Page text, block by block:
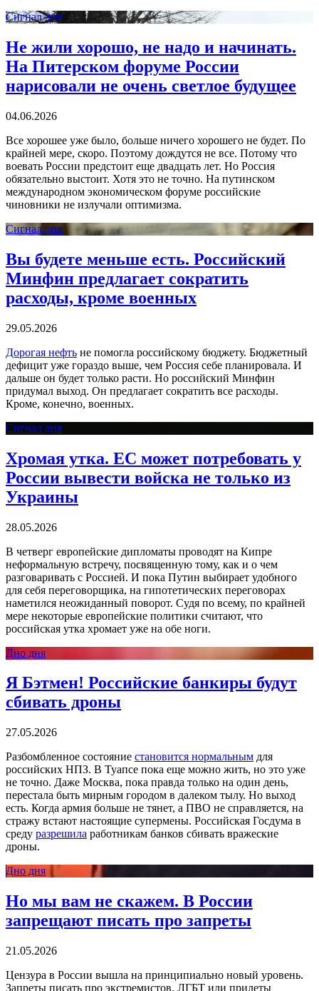
Сигнал дня
Не жили хорошо, не надо и начинать.
На Питерском форуме России
нарисовали не очень светлое будущее
04.06.2026
Все хорошее уже было, больше ничего хорошего не будет. По
крайней мере, скоро. Поэтому дождутся не все. Потому что
воевать России предстоит еще двадцать лет. Но Россия
обязательно выстоит. Хотя это не точно. На путинском
международном экономическом форуме российские
чиновники не излучали оптимизма.
Сигнал дня
Вы будете меньше есть. Российский
Минфин предлагает сократить
расходы, кроме военных
29.05.2026
Дорогая нефть не помогла российскому бюджету. Бюджетный
дефицит уже гораздо выше, чем Россия себе планировала. И
дальше он будет только расти. Но российский Минфин
придумал выход. Он предлагает сократить все расходы.
Кроме, конечно, военных.
Сигнал дня
Хромая утка. ЕС может потребовать у
России вывести войска не только из
Украины
28.05.2026
В четверг европейские дипломаты проводят на Кипре
неформальную встречу, посвященную тому, как и о чем
разговаривать с Россией. И пока Путин выбирает удобного
для себя переговорщика, на гипотетических переговорах
наметился неожиданный поворот. Судя по всему, по крайней
мере некоторые европейские политики считают, что
российская утка хромает уже на обе ноги.
Дно дня
Я Бэтмен! Российские банкиры будут
сбивать дроны
27.05.2026
Разбомбленное состояние становится нормальным для
российских НПЗ. В Туапсе пока еще можно жить, но это уже
не точно. Даже Москва, пока правда только на один день,
перестала быть мирным городом в далеком тылу. Но выход
есть. Когда армия больше не тянет, а ПВО не справляется, на
стражу встают настоящие супермены. Российская Госдума в
среду разрешила работникам банков сбивать вражеские
дроны.
Дно дня
Но мы вам не скажем. В России
запрещают писать про запреты
21.05.2026
Цензура в России вышла на принципиально новый уровень.
Запреты писать про экстремистов, ЛГБТ или прилеты